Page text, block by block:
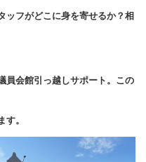
ッフがどこに身を寄せるか？相
員会館引っ越しサポート。この
。